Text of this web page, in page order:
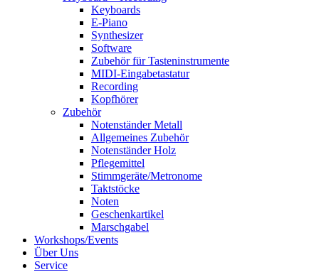
Keyboards
E-Piano
Synthesizer
Software
Zubehör für Tasteninstrumente
MIDI-Eingabetastatur
Recording
Kopfhörer
Zubehör
Notenständer Metall
Allgemeines Zubehör
Notenständer Holz
Pflegemittel
Stimmgeräte/Metronome
Taktstöcke
Noten
Geschenkartikel
Marschgabel
Workshops/Events
Über Uns
Service